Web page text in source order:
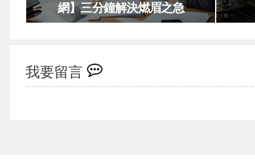
網】三分鐘解決燃眉之急
我要留言